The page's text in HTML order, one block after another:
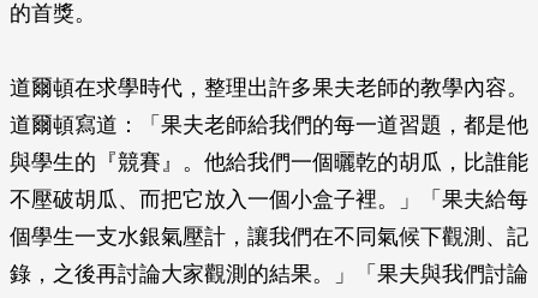
的首獎。
道爾頓在求學時代，整理出許多果夫老師的教學內容。
道爾頓寫道：「果夫老師給我們的每一道習題，都是他
與學生的『競賽』。他給我們一個曬乾的胡瓜，比誰能
不壓破胡瓜、而把它放入一個小盒子裡。」「果夫給每
個學生一支水銀氣壓計，讓我們在不同氣候下觀測、記
錄，之後再討論大家觀測的結果。」「果夫與我們討論